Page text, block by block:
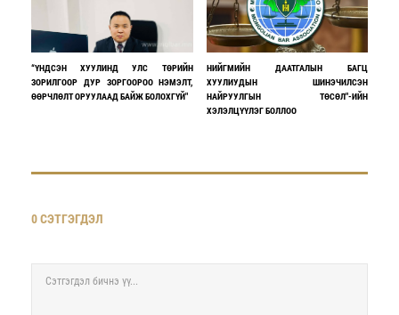
“ҮНДСЭН ХУУЛИНД УЛС ТӨРИЙН
ЗОРИЛГООР ДУР ЗОРГООРОО НЭМЭЛТ,
ӨӨРЧЛӨЛТ ОРУУЛААД БАЙЖ БОЛОХГҮЙ"
НИЙГМИЙН ДААТГАЛЫН БАГЦ
ХУУЛИУДЫН ШИНЭЧИЛСЭН
НАЙРУУЛГЫН ТӨСӨЛ"-ИЙН
ХЭЛЭЛЦҮҮЛЭГ БОЛЛОО
0 СЭТГЭГДЭЛ